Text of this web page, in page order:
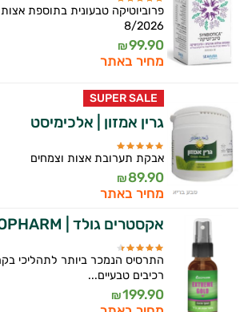
פרוביוטיקה טבעונית בתוספת
8/2026
99.90
₪
מחיר באתר
SUPER SALE
גרין אמזון | אלכימיסט
אבקת תערובת אצות וצמחים
89.90
₪
מחיר באתר
אקסטרים גולד | BIOPHARM
התרסיס הנמכר ביותר לתהליכי
רכיבים טבעיים...
199.90
₪